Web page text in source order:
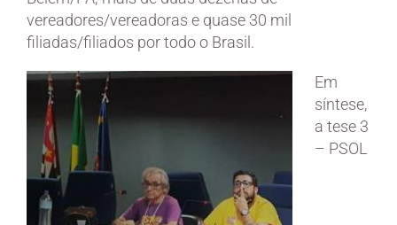
vereadores/vereadoras e quase 30 mil
filiadas/filiados por todo o Brasil.
Em
síntese,
a tese 3
– PSOL